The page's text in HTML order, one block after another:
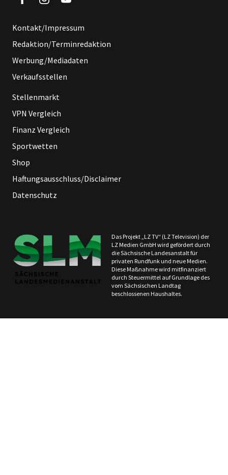
Kontakt/Impressum
Redaktion/Terminredaktion
Werbung/Mediadaten
Verkaufsstellen
Stellenmarkt
VPN Vergleich
Finanz Vergleich
Sportwetten
Shop
Haftungsausschluss/Disclaimer
Datenschutz
Das Projekt „LZ TV“ (LZ Television) der
LZ Medien GmbH wird gefördert durch
die Sächsische Landesanstalt für
privaten Rundfunk und neue Medien.
Diese Maßnahme wird mitfinanziert
durch Steuermittel auf Grundlage des
vom Sächsischen Landtag
beschlossenen Haushaltes.